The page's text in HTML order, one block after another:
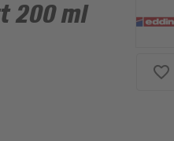
200 ml